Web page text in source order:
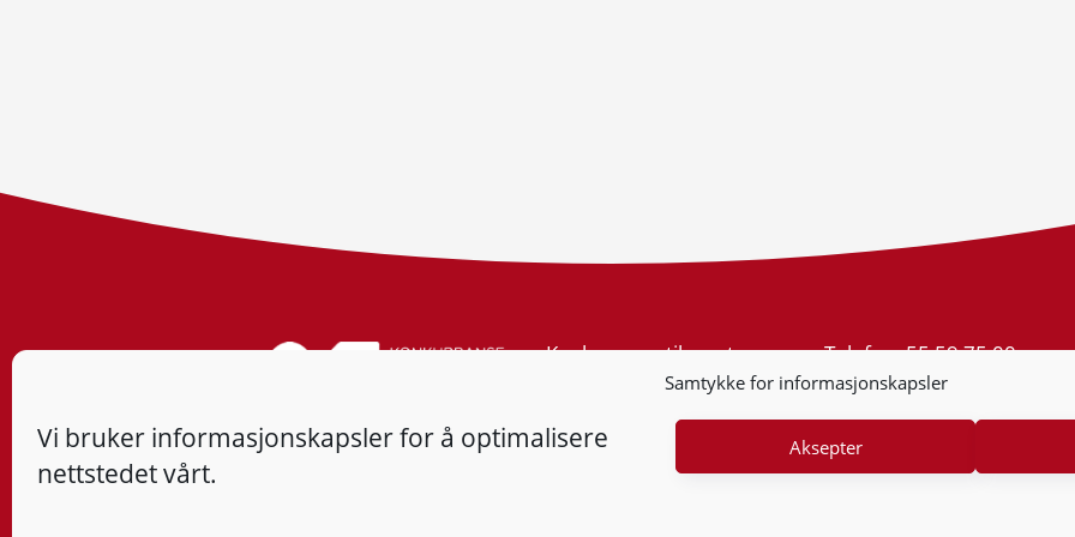
Samtykke for informasjonskapsler
Vi bruker informasjonskapsler for å optimalisere
nettstedet vårt.
Aksepter
Konkurransetilsynet
Postboks 439 Sentrum
Org.nr: 974 761 246
Telefon:55 59 75 00
E-post:post@kt.no
Nyhetsvarsel >>